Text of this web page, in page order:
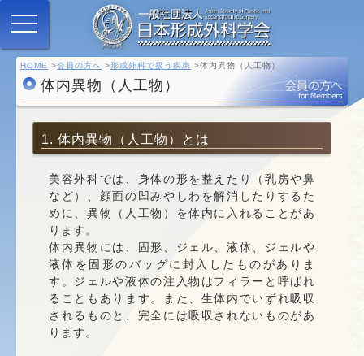
HOME 会員の方へ 形成外科で扱う疾患 体内異物（人工物）
体内異物（人工物）
1. 体内異物（人工物）とは
美容外科では、身体の形を整えたり（乳房や鼻
など）、顔面の凹みやしわを解消したりするた
めに、異物（人工物）を体内に入れることがあ
ります。
体内異物には、固形、ジェル、液体、ジェルや
液体を固形のバッグに封入したものがありま
す。ジェルや液体の注入物はフィラーと呼ばれ
ることもあります。また、生体内でいずれ吸収
されるものと、完全には吸収されないものがあ
ります。